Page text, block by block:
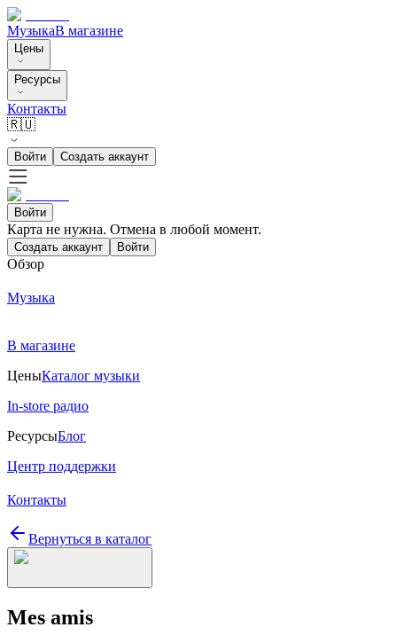
МузыкаВ магазине
Цены
Ресурсы
Контакты
🇷🇺
Войти Создать аккаунт
Войти
Карта не нужна. Отмена в любой момент.
Создать аккаунт Войти
Обзор
Музыка
В магазине
ЦеныКаталог музыки
In-store радио
РесурсыБлог
Центр поддержки
Контакты
Вернуться в каталог
Mes amis